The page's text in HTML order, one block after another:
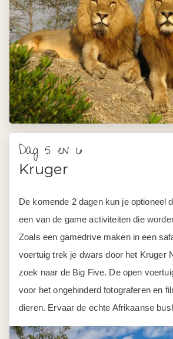
Dag 5 en 6
Kruger
De komende 2 dagen kun je optioneel
een van de game activiteiten die
Zoals een gamedrive maken in een
voertuig trek je dwars door het Kruger
zoek naar de Big Five. De open
voor het ongehinderd fotograferen en
dieren. Ervaar de echte Afrikaanse